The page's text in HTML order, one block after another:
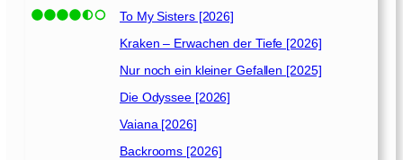
To My Sisters [2026]
Kraken – Erwachen der Tiefe [2026]
Nur noch ein kleiner Gefallen [2025]
Die Odyssee [2026]
Vaiana [2026]
Backrooms [2026]